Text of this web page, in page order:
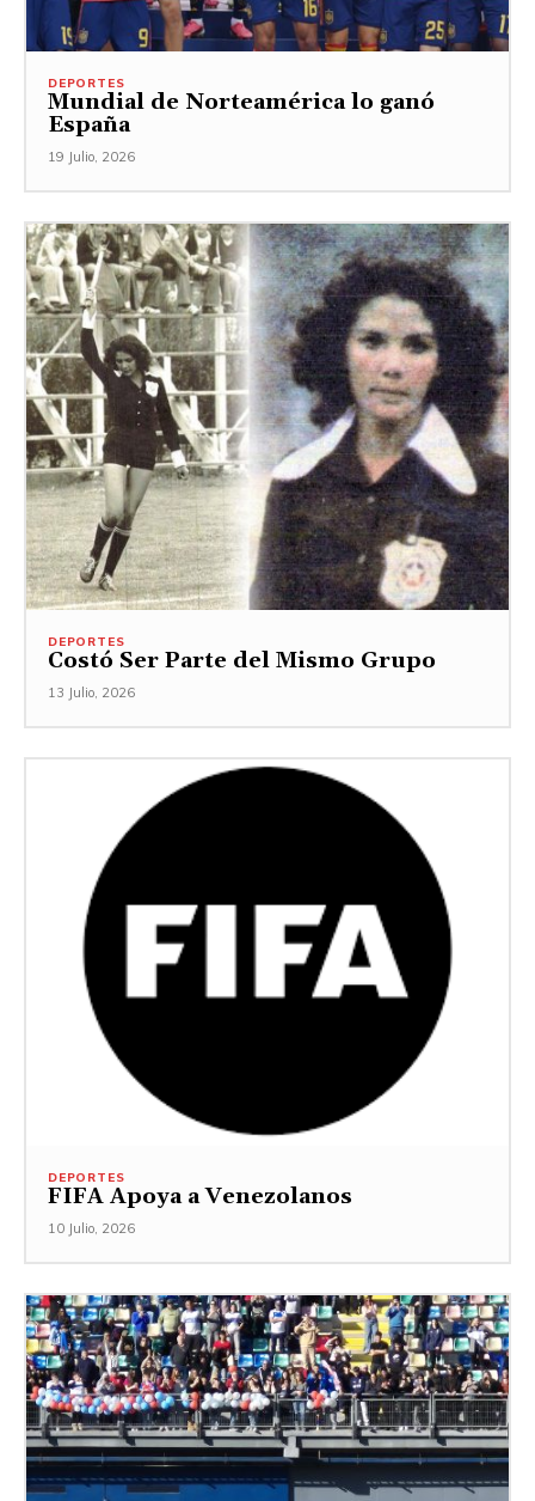
DEPORTES
Mundial de Norteamérica lo ganó
España
19 Julio, 2026
DEPORTES
Costó Ser Parte del Mismo Grupo
13 Julio, 2026
DEPORTES
FIFA Apoya a Venezolanos
10 Julio, 2026